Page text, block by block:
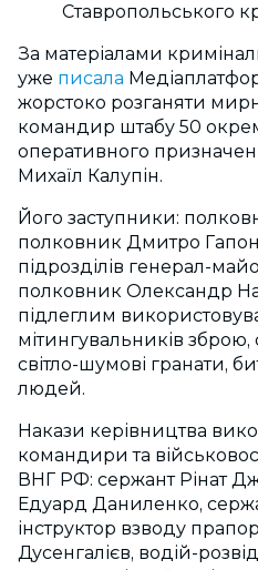
Ставропольського
За матеріалами
уже писала
жорстоко розганяти
командир штабу 50
оперативного
Михаїл Калупін.
Його заступники:
полковник Дмитро
підрозділів генерал-
полковник Олександр
підлеглим
мітингувальників зброю,
світло-шумові гранати,
людей.
Накази керівництва
командири та
ВНГ РФ: сержант Рінат
Едуард Даниленко,
інструктор взводу
Дусенгалієв, водій-